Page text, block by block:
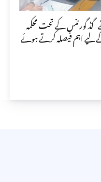
گڈ گورننس کے تحت محکمہ
لیے اہم فیصلہ کرتے ہوئے